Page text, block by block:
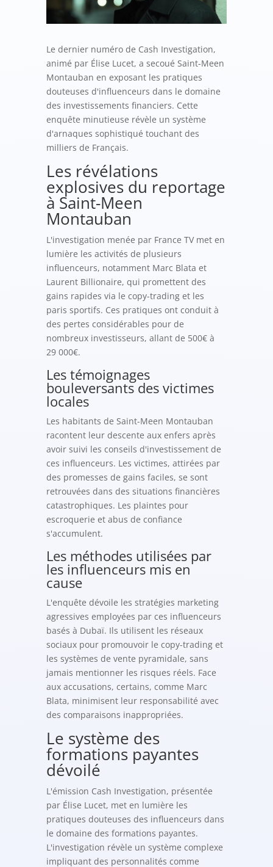
Le dernier numéro de Cash Investigation,
animé par Élise Lucet, a secoué Saint-Meen
Montauban en exposant les pratiques
douteuses d'influenceurs dans le domaine
des investissements financiers. Cette
enquête minutieuse révèle un système
d'arnaques sophistiqué touchant des
milliers de Français.
Les révélations
explosives du reportage
à Saint-Meen
Montauban
L'investigation menée par France TV met en
lumière les activités de plusieurs
influenceurs, notamment Marc Blata et
Laurent Billionaire, qui promettent des
gains rapides via le copy-trading et les
paris sportifs. Ces pratiques ont conduit à
des pertes considérables pour de
nombreux investisseurs, allant de 500€ à
29 000€.
Les témoignages
bouleversants des victimes
locales
Les habitants de Saint-Meen Montauban
racontent leur descente aux enfers après
avoir suivi les conseils d'investissement de
ces influenceurs. Les victimes, attirées par
des promesses de gains faciles, se sont
retrouvées dans des situations financières
catastrophiques. Les plaintes pour
escroquerie et abus de confiance
s'accumulent.
Les méthodes utilisées par
les influenceurs mis en
cause
L'enquête dévoile les stratégies marketing
agressives employées par ces influenceurs
basés à Dubaï. Ils utilisent les réseaux
sociaux pour promouvoir le copy-trading et
les systèmes de vente pyramidale, sans
jamais mentionner les risques réels. Face
aux accusations, certains, comme Marc
Blata, minimisent leur responsabilité avec
des comparaisons inappropriées.
Le système des
formations payantes
dévoilé
L'émission Cash Investigation, présentée
par Élise Lucet, met en lumière les
pratiques douteuses des influenceurs dans
le domaine des formations payantes.
L'investigation révèle un système complexe
impliquant des personnalités comme